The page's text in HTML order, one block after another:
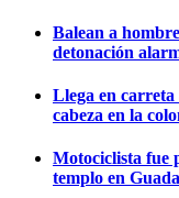
Balean a
detonación
Llega en
cabeza en la
Motociclista fue
templo en